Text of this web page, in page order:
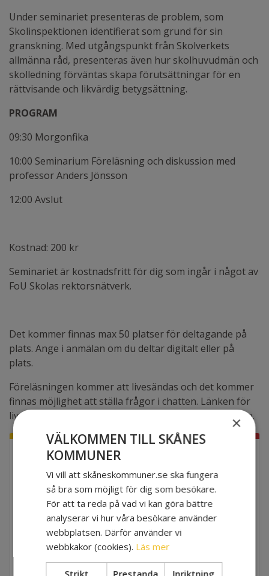
Under seminariet presenteras de problem, som
Skolinspektionen identifierat som grund för sin
granskning. Med utgångspunkt från Skolverkets
allmänna råd, presenteras även hur skolhuvudmän och
skolledning förväntas skapa förutsättningar för en
rättvisande och likvärdig betygsättning.
PROGRAM
09:30 Morgonfika
10:00 Seminarium Föreläsning och diskussion med
professor Anders Jönsson
12:00 Avslut
Kostnad: 200 kr
Seminariet är kostnadsfritt för dig som ingår i något av
FoU Skolas rektorsnätverk.
Det kommer finnas max 50 platser för deltagande på
plats. Ange i anmälan om du deltar digitalt eller på
plats.
Föreläsningen kommer att livesändas och det kommer
finnas möjlighet att ställa frågor i chatten. Länken för
livesänd föreläsning skickas till alla anmälda deltagare.
OKTOBER
05
2022-10-05 10:00 - 12:00
×
VÄLKOMMEN TILL SKÅNES
KOMMUNER
Vi vill att skåneskommuner.se ska fungera
så bra som möjligt för dig som besökare.
För att ta reda på vad vi kan göra bättre
analyserar vi hur våra besökare använder
webbplatsen. Därför använder vi
webbkakor (cookies). Läs mer
Strikt
Prestanda Inriktning